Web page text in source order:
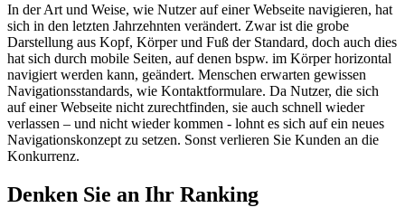
In der Art und Weise, wie Nutzer auf einer Webseite navigieren, hat
sich in den letzten Jahrzehnten verändert. Zwar ist die grobe
Darstellung aus Kopf, Körper und Fuß der Standard, doch auch dies
hat sich durch mobile Seiten, auf denen bspw. im Körper horizontal
navigiert werden kann, geändert. Menschen erwarten gewissen
Navigationsstandards, wie Kontaktformulare. Da Nutzer, die sich
auf einer Webseite nicht zurechtfinden, sie auch schnell wieder
verlassen – und nicht wieder kommen - lohnt es sich auf ein neues
Navigationskonzept zu setzen. Sonst verlieren Sie Kunden an die
Konkurrenz.
Denken Sie an Ihr Ranking